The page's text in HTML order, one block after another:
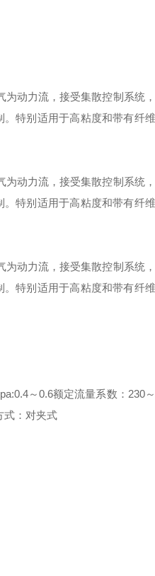
动力流，接受集散控制系统，
特别适用于高粘度和带有纤维
动力流，接受集散控制系统，
特别适用于高粘度和带有纤维
动力流，接受集散控制系统，
特别适用于高粘度和带有纤维
～0.6额定流量系数： 230～
式：对夹式